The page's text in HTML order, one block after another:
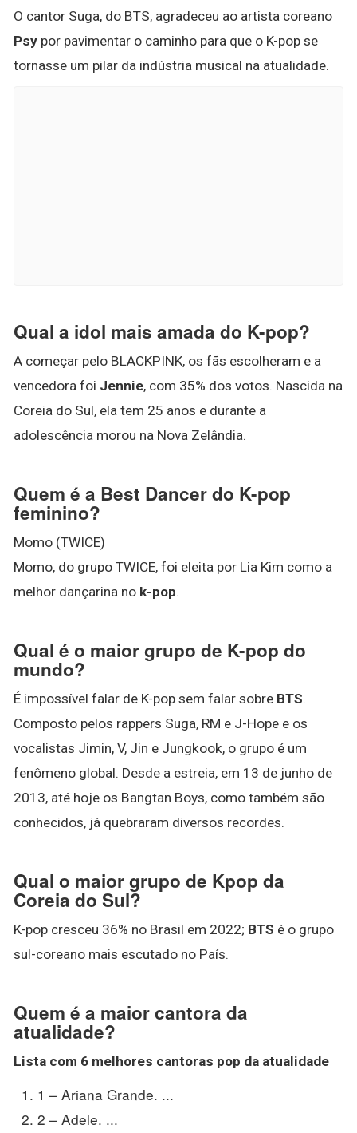
O cantor Suga, do BTS, agradeceu ao artista coreano
Psy por pavimentar o caminho para que o K-pop se
tornasse um pilar da indústria musical na atualidade.
Qual a idol mais amada do K-pop?
A começar pelo BLACKPINK, os fãs escolheram e a
vencedora foi Jennie, com 35% dos votos. Nascida na
Coreia do Sul, ela tem 25 anos e durante a
adolescência morou na Nova Zelândia.
Quem é a Best Dancer do K-pop
feminino?
Momo (TWICE)
Momo, do grupo TWICE, foi eleita por Lia Kim como a
melhor dançarina no k-pop.
Qual é o maior grupo de K-pop do
mundo?
É impossível falar de K-pop sem falar sobre BTS.
Composto pelos rappers Suga, RM e J-Hope e os
vocalistas Jimin, V, Jin e Jungkook, o grupo é um
fenômeno global. Desde a estreia, em 13 de junho de
2013, até hoje os Bangtan Boys, como também são
conhecidos, já quebraram diversos recordes.
Qual o maior grupo de Kpop da
Coreia do Sul?
K-pop cresceu 36% no Brasil em 2022; BTS é o grupo
sul-coreano mais escutado no País.
Quem é a maior cantora da
atualidade?
Lista com 6 melhores cantoras pop da atualidade
1 – Ariana Grande. ...
2 – Adele. ...